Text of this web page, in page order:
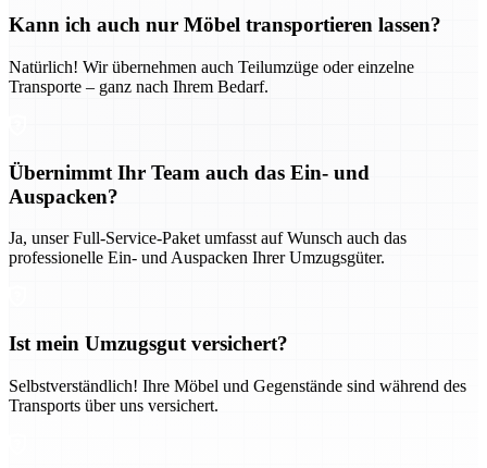
Kann ich auch nur Möbel transportieren lassen?
Natürlich! Wir übernehmen auch Teilumzüge oder einzelne
Transporte – ganz nach Ihrem Bedarf.
Übernimmt Ihr Team auch das Ein- und
Auspacken?
Ja, unser Full-Service-Paket umfasst auf Wunsch auch das
professionelle Ein- und Auspacken Ihrer Umzugsgüter.
Ist mein Umzugsgut versichert?
Selbstverständlich! Ihre Möbel und Gegenstände sind während des
Transports über uns versichert.